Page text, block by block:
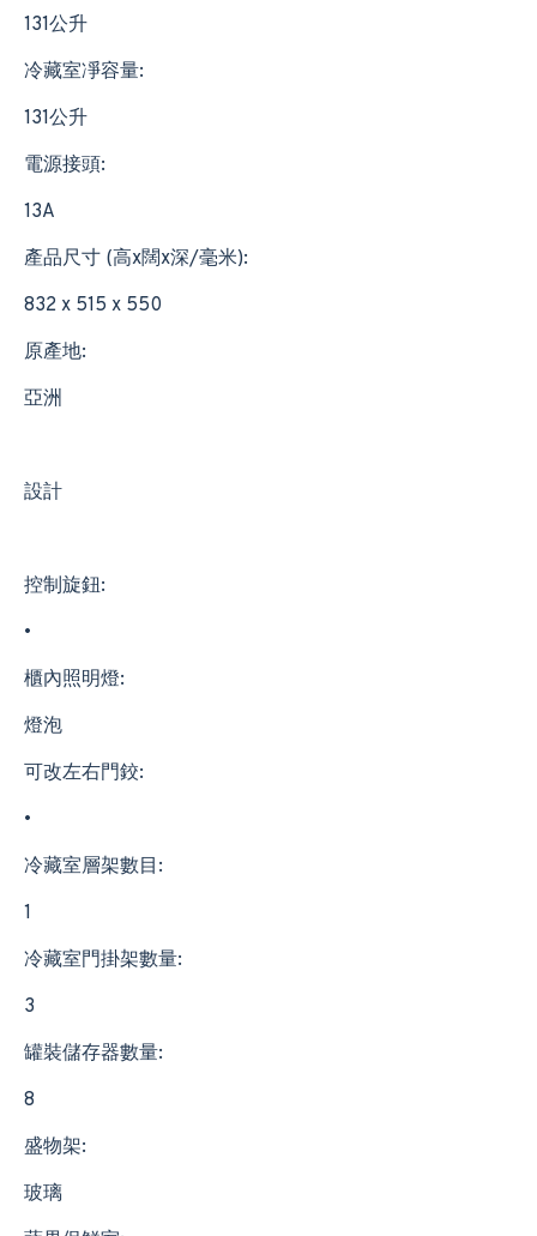
131公升
冷藏室凈容量:
131公升
電源接頭:
13A
產品尺寸 (高x闊x深/毫米):
832 x 515 x 550
原產地:
亞洲
設計
控制旋鈕:
•
櫃內照明燈:
燈泡
可改左右門鉸:
•
冷藏室層架數目:
1
冷藏室門掛架數量:
3
罐裝儲存器數量:
8
盛物架:
玻璃